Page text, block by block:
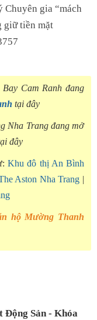
Chuyên gia “mách
giữ tiền mặt
Cam Ranh đang
tại đây
Nha Trang đang mở
đây
Khu đô thị An Bình
Aston Nha Trang |
hộ Mường Thanh
Động Sản - Khóa